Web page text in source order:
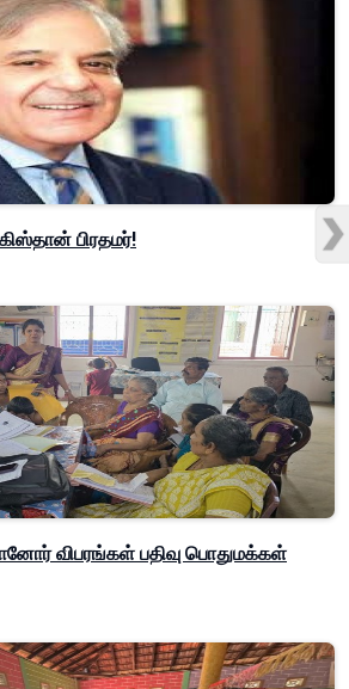
பிரதமர்!
விபரங்கள் பதிவு பொதுமக்கள்